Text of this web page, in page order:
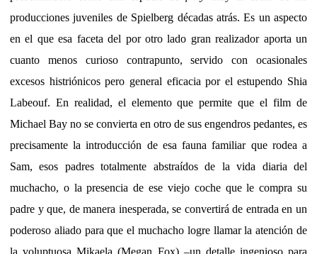
producciones juveniles de Spielberg décadas atrás. Es un aspecto
en el que esa faceta del por otro lado gran realizador aporta un
cuanto menos curioso contrapunto, servido con ocasionales
excesos histriónicos pero general eficacia por el estupendo Shia
Labeouf. En realidad, el elemento que permite que el film de
Michael Bay no se convierta en otro de sus engendros pedantes, es
precisamente la introducción de esa fauna familiar que rodea a
Sam, esos padres totalmente abstraídos de la vida diaria del
muchacho, o la presencia de ese viejo coche que le compra su
padre y que, de manera inesperada, se convertirá de entrada en un
poderoso aliado para que el muchacho logre llamar la atención de
la voluptuosa Mikaela (Megan Fox) –un detalle ingenioso para